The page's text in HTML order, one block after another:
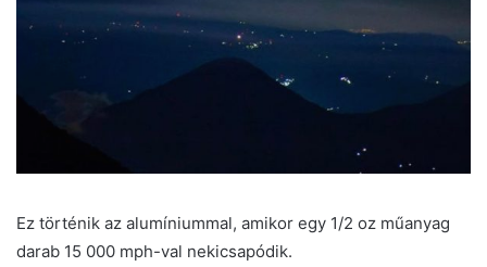
Ez történik az alumíniummal, amikor egy 1/2 oz műanyag
darab 15 000 mph-val nekicsapódik.